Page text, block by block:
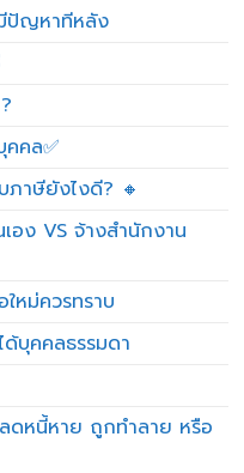
ปัญหาทีหลัง
คล✅
าษียังไงดี? 🔸
อง VS จ้างสำนักงาน
หม่ควรทราบ
ด้บุคคลธรรมดา
ดหนี้หาย ถูกทำลาย หรือ